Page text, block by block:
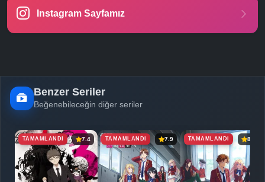
Instagram Sayfamız
Benzer Seriler
Beğenebileceğin diğer seriler
TAMAMLANDI 7.4 TAMAMLANDI 7.9 TAMAMLANDI 8.1